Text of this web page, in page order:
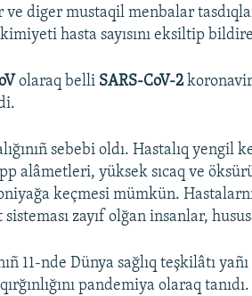
diger mustaqil menbalar
hasta sayısını eksiltip
olaraq belli SARS-CoV-2
sebebi oldı. Hastalıq yengil
alâmetleri, yüksek sıcaq ve
keçmesi mümkün.
zayıf olğan insanlar,
11-nde Dünya sağlıq teşkilâtı
pandemiya olaraq tanıdı.